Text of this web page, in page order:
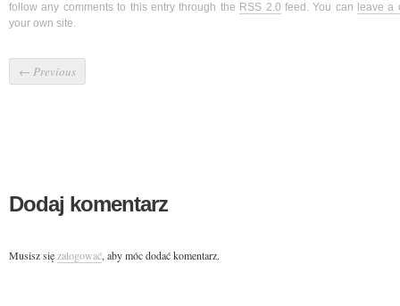
follow any comments to this entry through the RSS 2.0 feed. You can leave a
your own site.
← Previous
Dodaj komentarz
Musisz sięzalogować, aby móc dodać komentarz.